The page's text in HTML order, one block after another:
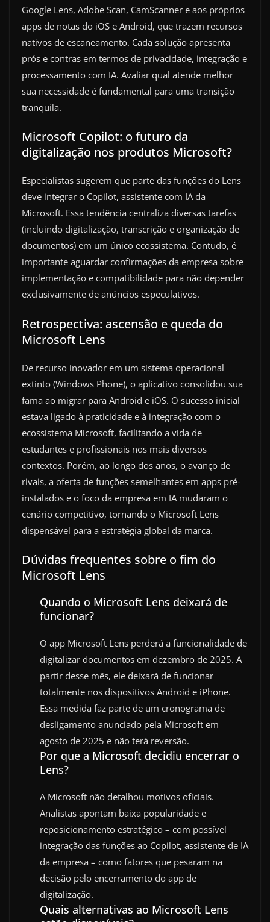
Google Lens, Adobe Scan, CamScanner e aos próprios
apps de notas do iOS e Android, que trazem recursos
nativos de escaneamento. Cada solução apresenta
prós e contras em termos de privacidade, integração e
processamento com IA. Avaliar qual atende melhor
sua necessidade é fundamental para uma transição
tranquila.
Microsoft Copilot: o futuro da
digitalização nos produtos Microsoft?
Especialistas sugerem que parte das funções do Lens
deve integrar o Copilot, assistente com IA da
Microsoft. Essa tendência centraliza diversas tarefas
(incluindo digitalização, transcrição e organização de
documentos) em um único ecossistema. Contudo, é
importante aguardar confirmações da empresa sobre
implementação e compatibilidade para não depender
exclusivamente de anúncios especulativos.
Retrospectiva: ascensão e queda do
Microsoft Lens
De recurso inovador em um sistema operacional
extinto (Windows Phone), o aplicativo consolidou sua
fama ao migrar para Android e iOS. O sucesso inicial
estava ligado à praticidade e à integração com o
ecossistema Microsoft, facilitando a vida de
estudantes e profissionais nos mais diversos
contextos. Porém, ao longo dos anos, o avanço de
rivais, a oferta de funções semelhantes em apps pré-
instalados e o foco da empresa em IA mudaram o
cenário competitivo, tornando o Microsoft Lens
dispensável para a estratégia global da marca.
Dúvidas frequentes sobre o fim do
Microsoft Lens
Quando o Microsoft Lens deixará de
funcionar?
O app Microsoft Lens perderá a funcionalidade de
digitalizar documentos em dezembro de 2025. A
partir desse mês, ele deixará de funcionar
totalmente nos dispositivos Android e iPhone.
Essa medida faz parte de um cronograma de
desligamento anunciado pela Microsoft em
agosto de 2025 e não terá reversão.
Por que a Microsoft decidiu encerrar o
Lens?
A Microsoft não detalhou motivos oficiais.
Analistas apontam baixa popularidade e
reposicionamento estratégico – com possível
integração das funções ao Copilot, assistente de IA
da empresa – como fatores que pesaram na
decisão pelo encerramento do app de
digitalização.
Quais alternativas ao Microsoft Lens